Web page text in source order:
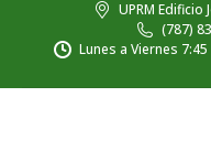
UPRM
(787)
Lunes a Viernes